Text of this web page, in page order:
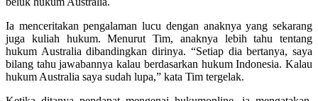
Ia menceritakan pengalaman lucu dengan anaknya yang sekarang
juga kuliah hukum. Menurut Tim, anaknya lebih tahu tentang
hukum Australia dibandingkan dirinya. “Setiap dia bertanya, saya
bilang tahu jawabannya kalau berdasarkan hukum Indonesia. Kalau
hukum Australia saya sudah lupa,” kata Tim tergelak.